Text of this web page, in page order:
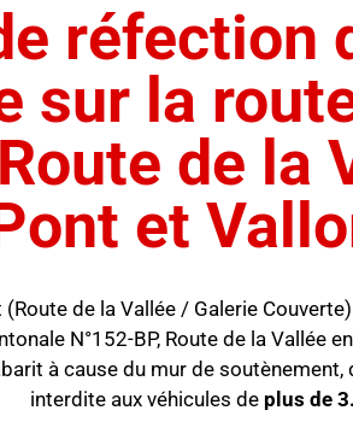
réfection
sur la
de la
et
de la Vallée / Galerie
N°152-BP, Route de la Vallée
à cause du mur de soutènement,
interdite aux véhicules de plus de